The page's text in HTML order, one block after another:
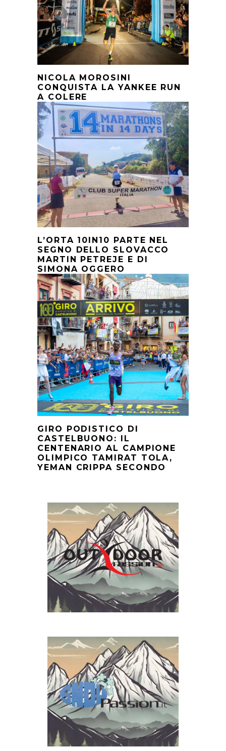
NICOLA MOROSINI
CONQUISTA LA YANKEE RUN
A COLERE
L’ORTA 10IN10 PARTE NEL
SEGNO DELLO SLOVACCO
MARTIN PETREJE E DI
SIMONA OGGERO
GIRO PODISTICO DI
CASTELBUONO: IL
CENTENARIO AL CAMPIONE
OLIMPICO TAMIRAT TOLA,
YEMAN CRIPPA SECONDO